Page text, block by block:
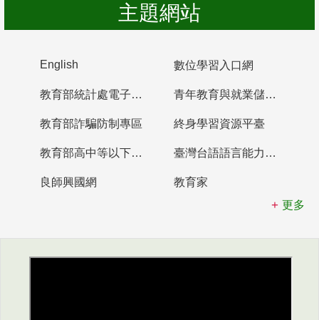
主題網站
English 數位學習入口網
教育部統計處電子書櫃 青年教育與就業儲蓄帳戶
教育部詐騙防制專區 終身學習資源平臺
教育部高中等以下學校及幼兒園教師資格檢定考試 臺灣台語語言能力認證網站
良師興國網
教育家
更多